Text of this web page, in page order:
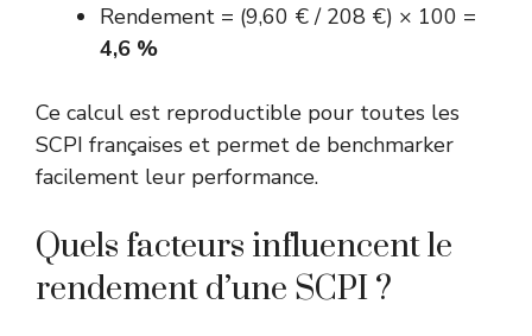
Rendement = (9,60 € / 208 €) × 100 =
4,6 %
Ce calcul est reproductible pour toutes les
SCPI françaises et permet de benchmarker
facilement leur performance.
Quels facteurs influencent le
rendement d’une SCPI ?